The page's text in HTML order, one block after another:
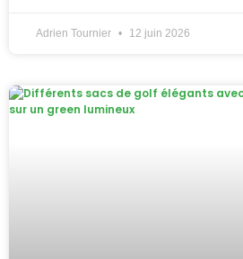
Adrien Tournier 12 juin 2026